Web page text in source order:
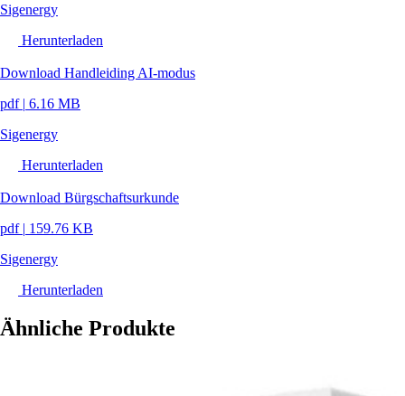
Sigenergy
Herunterladen
Download Handleiding AI-modus
pdf | 6.16 MB
Sigenergy
Herunterladen
Download Bürgschaftsurkunde
pdf | 159.76 KB
Sigenergy
Herunterladen
Ähnliche Produkte